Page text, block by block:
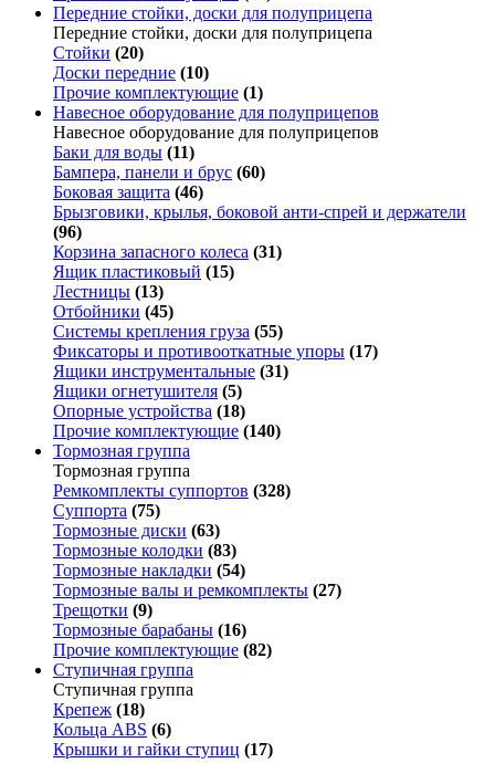
Передние стойки, доски для полуприцепа
Передние стойки, доски для полуприцепа
Стойки (20)
Доски передние (10)
Прочие комплектующие (1)
Навесное оборудование для полуприцепов
Навесное оборудование для полуприцепов
Баки для воды (11)
Бампера, панели и брус (60)
Боковая защита (46)
Брызговики, крылья, боковой анти-спрей и держатели
(96)
Корзина запасного колеса (31)
Ящик пластиковый (15)
Лестницы (13)
Отбойники (45)
Системы крепления груза (55)
Фиксаторы и противооткатные упоры (17)
Ящики инструментальные (31)
Ящики огнетушителя (5)
Опорные устройства (18)
Прочие комплектующие (140)
Тормозная группа
Тормозная группа
Ремкомплекты суппортов (328)
Суппорта (75)
Тормозные диски (63)
Тормозные колодки (83)
Тормозные накладки (54)
Тормозные валы и ремкомплекты (27)
Трещотки (9)
Тормозные барабаны (16)
Прочие комплектующие (82)
Ступичная группа
Ступичная группа
Крепеж (18)
Кольца ABS (6)
Крышки и гайки ступиц (17)